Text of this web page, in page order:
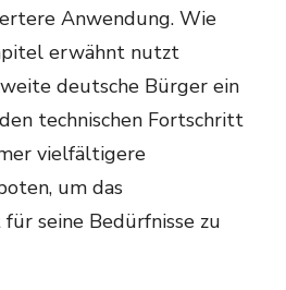
Anwendung. Wie
erwähnt nutzt
deutsche Bürger ein
technischen Fortschritt
vielfältigere
um das
seine Bedürfnisse zu